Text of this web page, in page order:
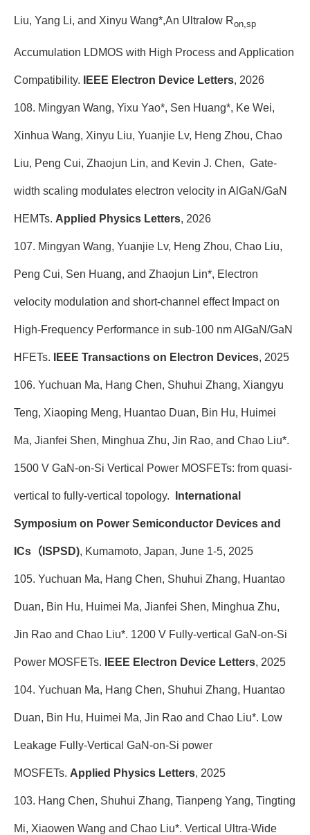
Liu, Yang Li, and Xinyu Wang*,An Ultralow Ron,sp
Accumulation LDMOS with High Process and Application
Compatibility. IEEE Electron Device Letters, 2026
108. Mingyan Wang, Yixu Yao*, Sen Huang*, Ke Wei,
Xinhua Wang, Xinyu Liu, Yuanjie Lv, Heng Zhou, Chao
Liu, Peng Cui, Zhaojun Lin, and Kevin J. Chen, Gate-
width scaling modulates electron velocity in AlGaN/GaN
HEMTs. Applied Physics Letters, 2026
107. Mingyan Wang, Yuanjie Lv, Heng Zhou, Chao Liu,
Peng Cui, Sen Huang, and Zhaojun Lin*, Electron
velocity modulation and short-channel effect Impact on
High-Frequency Performance in sub-100 nm AlGaN/GaN
HFETs. IEEE Transactions on Electron Devices, 2025
106. Yuchuan Ma, Hang Chen, Shuhui Zhang, Xiangyu
Teng, Xiaoping Meng, Huantao Duan, Bin Hu, Huimei
Ma, Jianfei Shen, Minghua Zhu, Jin Rao, and Chao Liu*.
1500 V GaN-on-Si Vertical Power MOSFETs: from quasi-
vertical to fully-vertical topology. International
Symposium on Power Semiconductor Devices and
ICs（ISPSD), Kumamoto, Japan, June 1-5, 2025
105. Yuchuan Ma, Hang Chen, Shuhui Zhang, Huantao
Duan, Bin Hu, Huimei Ma, Jianfei Shen, Minghua Zhu,
Jin Rao and Chao Liu*. 1200 V Fully-vertical GaN-on-Si
Power MOSFETs. IEEE Electron Device Letters, 2025
104. Yuchuan Ma, Hang Chen, Shuhui Zhang, Huantao
Duan, Bin Hu, Huimei Ma, Jin Rao and Chao Liu*. Low
Leakage Fully-Vertical GaN-on-Si power
MOSFETs. Applied Physics Letters, 2025
103. Hang Chen, Shuhui Zhang, Tianpeng Yang, Tingting
Mi, Xiaowen Wang and Chao Liu*. Vertical Ultra-Wide